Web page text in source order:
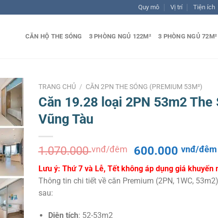
Quy mô Vị trí Tiện ích
CĂN HỘ THE SÓNG 3 PHÒNG NGỦ 122M² 3 PHÒNG NGỦ 72M²
TRANG CHỦ / CĂN 2PN THE SÓNG (PREMIUM 53M²)
Căn 19.28 loại 2PN 53m2 The
Vũng Tàu
1.070.000vnđ/đêm
Giá
gốc
là:
1.070.000 vnđ/
600.000 vnđ/đêm
Lưu ý: Thứ 7 và Lễ, Tết không áp dụng giá khuyến
Thông tin chi tiết về căn Premium (2PN, 1WC,
sau:
Diện tích: 52-53m2